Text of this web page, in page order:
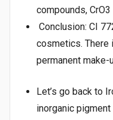
compounds,
Conclusion: CI
cosmetics. There
permanent make-
Let’s go back to
inorganic pigment